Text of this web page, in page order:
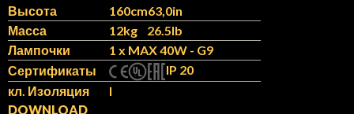
Высота
160cm63,0in
Масса
12kg
26.5lb
Лампочки
1 x MAX 40W - G9
Сертификаты
IP 20
кл. Изоляция
I
DOWNLOAD